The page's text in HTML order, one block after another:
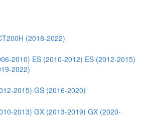
(2018-2022)
2010) ES (2010-2012) ES (2012-2015)
2022)
2015) GS (2016-2020)
2013) GX (2013-2019) GX (2020-